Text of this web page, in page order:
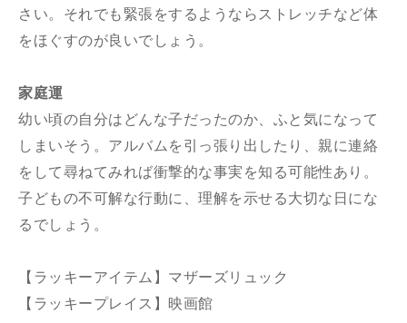
さい。それでも緊張をするようならストレッチなど体
をほぐすのが良いでしょう。
家庭運
幼い頃の自分はどんな子だったのか、ふと気になって
しまいそう。アルバムを引っ張り出したり、親に連絡
をして尋ねてみれば衝撃的な事実を知る可能性あり。
子どもの不可解な行動に、理解を示せる大切な日にな
るでしょう。
【ラッキーアイテム】マザーズリュック
【ラッキープレイス】映画館